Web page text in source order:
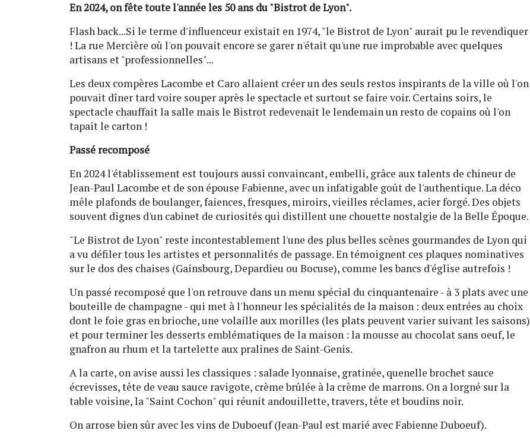
En 2024, on fête toute l'année les 50 ans du "Bistrot de Lyon".
Flash back...Si le terme d'influenceur existait en 1974, "le Bistrot de Lyon" aurait pu le revendiquer
! La rue Mercière où l'on pouvait encore se garer n'était qu'une rue improbable avec quelques
artisans et "professionnelles"...
Les deux compères Lacombe et Caro allaient créer un des seuls restos inspirants de la ville où l'on
pouvait dîner tard voire souper après le spectacle et surtout se faire voir. Certains soirs, le
spectacle chauffait la salle mais le Bistrot redevenait le lendemain un resto de copains où l'on
tapait le carton !
Passé recomposé
En 2024 l'établissement est toujours aussi convaincant, embelli, grâce aux talents de chineur de
Jean-Paul Lacombe et de son épouse Fabienne, avec un infatigable goût de l'authentique. La déco
mêle plafonds de boulanger, faiences, fresques, miroirs, vieilles réclames, acier forgé. Des objets
souvent dignes d'un cabinet de curiosités qui distillent une chouette nostalgie de la Belle Époque.
"Le Bistrot de Lyon" reste incontestablement l'une des plus belles scènes gourmandes de Lyon qui
a vu défiler tous les artistes et personnalités de passage. En témoignent ces plaques nominatives
sur le dos des chaises (Gainsbourg, Depardieu ou Bocuse), comme les bancs d'église autrefois !
Un passé recomposé que l'on retrouve dans un menu spécial du cinquantenaire - à 3 plats avec une
bouteille de champagne - qui met à l'honneur les spécialités de la maison : deux entrées au choix
dont le foie gras en brioche, une volaille aux morilles (les plats peuvent varier suivant les saisons)
et pour terminer les desserts emblématiques de la maison : la mousse au chocolat sans oeuf, le
gnafron au rhum et la tartelette aux pralines de Saint-Genis.
A la carte, on avise aussi les classiques : salade lyonnaise, gratinée, quenelle brochet sauce
écrevisses, tête de veau sauce ravigote, crème brûlée à la crème de marrons. On a lorgné sur la
table voisine, la "Saint Cochon" qui réunit andouillette, travers, tête et boudins noir.
On arrose bien sûr avec les vins de Duboeuf (Jean-Paul est marié avec Fabienne Duboeuf).